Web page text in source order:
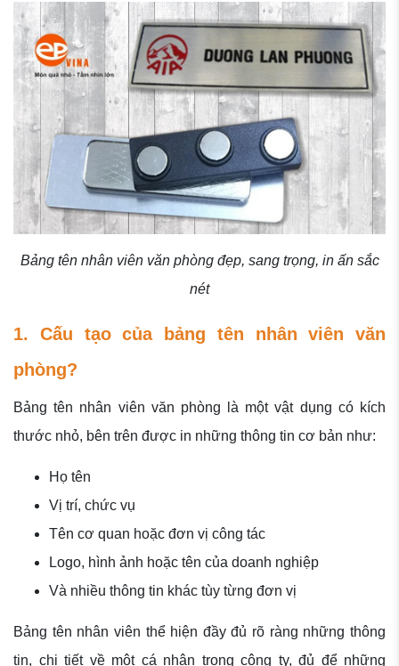
Bảng tên nhân viên văn phòng đẹp, sang trọng, in ấn sắc
nét
1. Cấu tạo của bảng tên nhân viên văn
phòng?
Bảng tên nhân viên văn phòng là một vật dụng có kích
thước nhỏ, bên trên được in những thông tin cơ bản như:
Họ tên
Vị trí, chức vụ
Tên cơ quan hoặc đơn vị công tác
Logo, hình ảnh hoặc tên của doanh nghiệp
Và nhiều thông tin khác tùy từng đơn vị
Bảng tên nhân viên thể hiện đầy đủ rõ ràng những thông
tin, chi tiết về một cá nhân trong công ty, đủ để những